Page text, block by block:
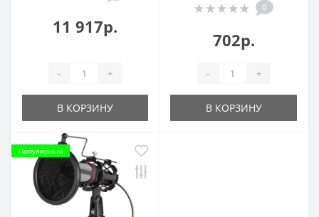
11 917р.
- +
В КОРЗИНУ
0
702р.
- +
В КОРЗИНУ
Популярный